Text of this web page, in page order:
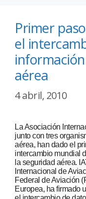
Primer
el
aérea
4 abril, 2010
La Asociación
junto con tres
aérea, han dado el
intercambio mundial
la seguridad aérea.
Internacional de
Federal de Aviación
Europea, ha firmado